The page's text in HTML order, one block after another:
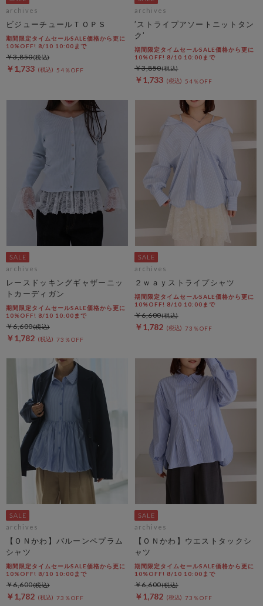
archives
ビジューチュールＴＯＰＳ
期間限定タイムセールSALE価格から更に
10%OFF! 8/10 10:00まで
￥1,733 54％OFF
￥3,850
archives
’ストライプアソートニットタン
ク’
期間限定タイムセールSALE価格から更に
10%OFF! 8/10 10:00まで
￥1,733 54％OFF
￥3,850
archives
レースドッキングギャザーニッ
トカーディガン
期間限定タイムセールSALE価格から更に
10%OFF! 8/10 10:00まで
￥1,782 73％OFF
￥6,600
archives
２ｗａｙストライプシャツ
期間限定タイムセールSALE価格から更に
10%OFF! 8/10 10:00まで
￥1,782 73％OFF
￥6,600
archives
【ＯＮかわ】バルーンペプラム
シャツ
期間限定タイムセールSALE価格から更に
10%OFF! 8/10 10:00まで
￥1,782 73％OFF
￥6,600
archives
【ＯＮかわ】ウエストタックシ
ャツ
期間限定タイムセールSALE価格から更に
10%OFF! 8/10 10:00まで
￥1,782 73％OFF
￥6,600